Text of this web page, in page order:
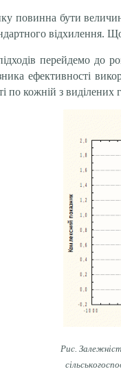
повинна бути
відхилення.
перейдемо до
ефективності
по кожній з
Рис.